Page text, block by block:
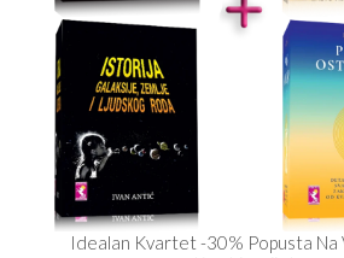
Idealan Kvartet -30% Popusta Na